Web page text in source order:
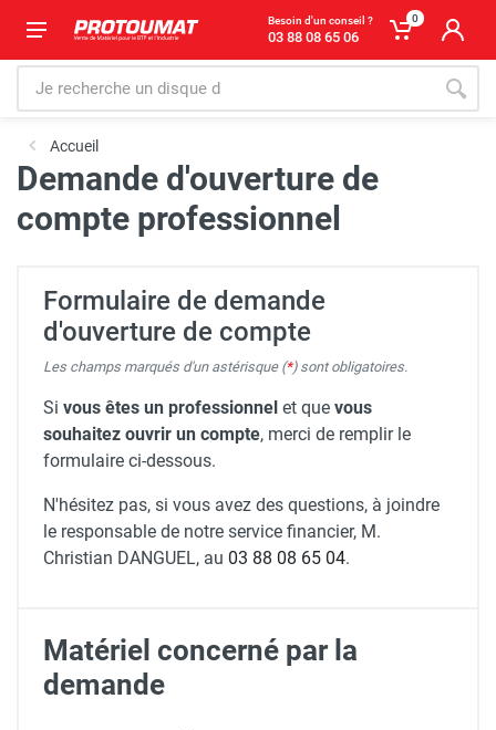
Besoin d'un conseil ?
03 88 08 65 06
0
Accueil
Demande d'ouverture de
compte professionnel
Formulaire de demande
d'ouverture de compte
Les champs marqués d'un astérisque (*) sont obligatoires.
Si vous êtes un professionnel et que vous
souhaitez ouvrir un compte, merci de remplir le
formulaire ci-dessous.
N'hésitez pas, si vous avez des questions, à joindre
le responsable de notre service financier, M.
Christian DANGUEL, au 03 88 08 65 04.
Matériel concerné par la
demande